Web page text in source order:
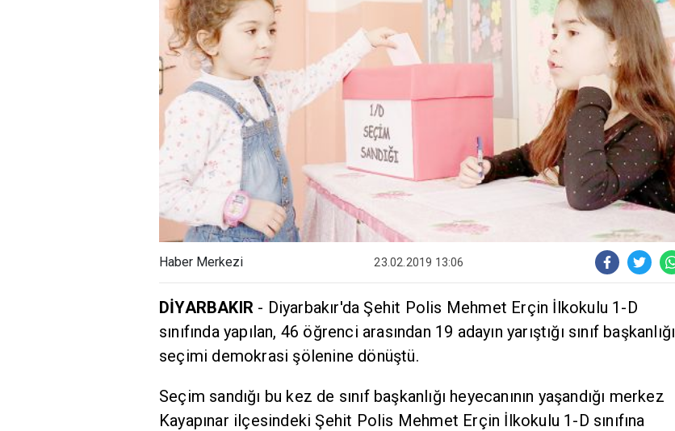
Haber Merkezi 23.02.2019 13:06
DİYARBAKIR - Diyarbakır'da Şehit Polis Mehmet Erçin İlkokulu 1-D
sınıfında yapılan, 46 öğrenci arasından 19 adayın yarıştığı sınıf başkanlığı
seçimi demokrasi şölenine dönüştü.
Seçim sandığı bu kez de sınıf başkanlığı heyecanının yaşandığı merkez
Kayapınar ilçesindeki Şehit Polis Mehmet Erçin İlkokulu 1-D sınıfına